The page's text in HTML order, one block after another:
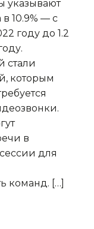
указывают
10.9% — с
году до 1.2
стали
которым
в
для
команд. […]